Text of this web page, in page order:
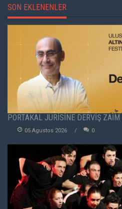
SON EKLENENLER
PORTAKAL JÜRİSİNE DERVİŞ
05 Agustos 2026 0